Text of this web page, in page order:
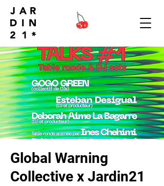
Global Warning
Collective x Jardin21